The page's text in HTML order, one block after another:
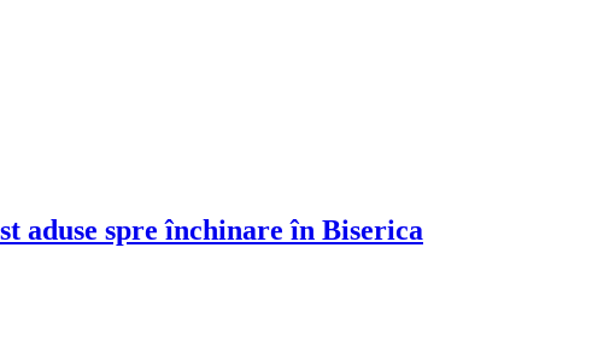
aduse spre închinare în Biserica